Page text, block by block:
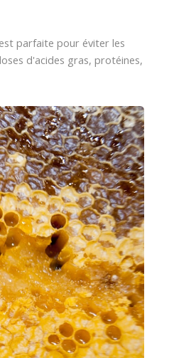
parfaite pour éviter les
d'acides gras, protéines,